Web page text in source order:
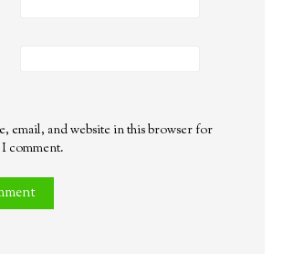
email, and website in this browser for
comment.